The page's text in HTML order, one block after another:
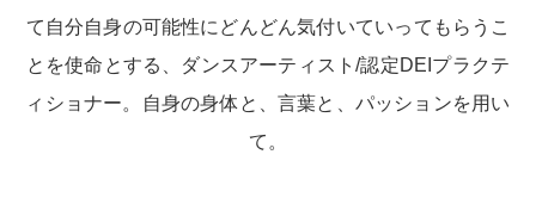
て自分自身の可能性にどんどん気付いていってもらうこ
とを使命とする、ダンスアーティスト/認定DEIプラクテ
ィショナー。自身の身体と、言葉と、パッションを用い
て。